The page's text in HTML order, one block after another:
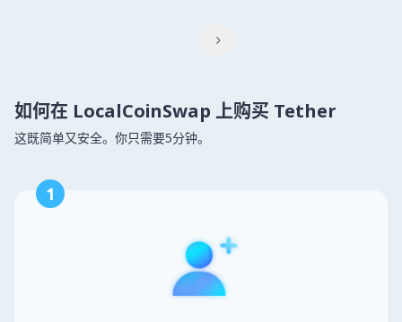

如何在 LocalCoinSwap 上购买 Tether
这既简单又安全。你只需要5分钟。
1